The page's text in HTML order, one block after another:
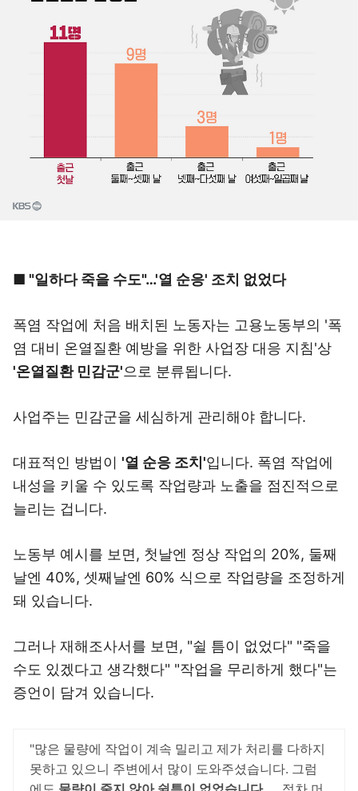
■ "일하다 죽을 수도"…'열 순응' 조치 없었다
폭염 작업에 처음 배치된 노동자는 고용노동부의 '폭
염 대비 온열질환 예방을 위한 사업장 대응 지침'상
'온열질환 민감군'으로 분류됩니다.
사업주는 민감군을 세심하게 관리해야 합니다.
대표적인 방법이 '열 순응 조치'입니다. 폭염 작업에
내성을 키울 수 있도록 작업량과 노출을 점진적으로
늘리는 겁니다.
노동부 예시를 보면, 첫날엔 정상 작업의 20%, 둘째
날엔 40%, 셋째날엔 60% 식으로 작업량을 조정하게
돼 있습니다.
그러나 재해조사서를 보면, "쉴 틈이 없었다" "죽을
수도 있겠다고 생각했다" "작업을 무리하게 했다"는
증언이 담겨 있습니다.
"많은 물량에 작업이 계속 밀리고 제가 처리를 다하지
못하고 있으니 주변에서 많이 도와주셨습니다. 그럼